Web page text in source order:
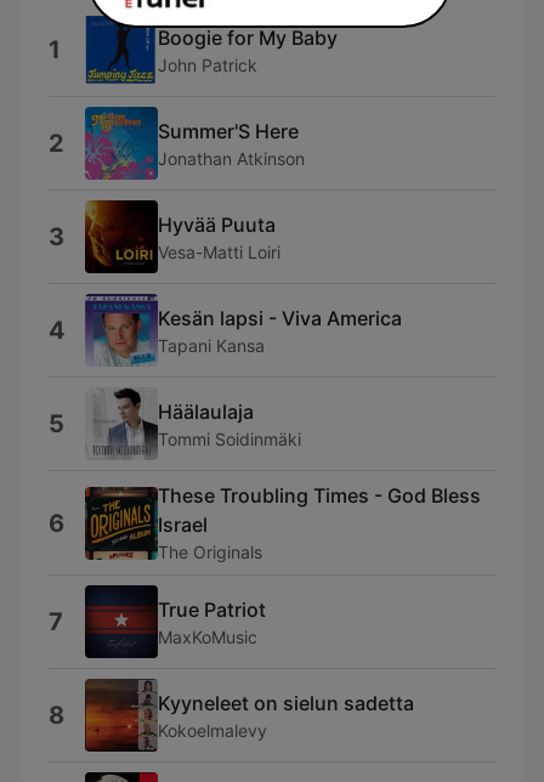
1 Boogie for My Baby
John Patrick
2 Summer'S Here
Jonathan Atkinson
3 Hyvää Puuta
Vesa-Matti Loiri
4 Kesän lapsi - Viva America
Tapani Kansa
5 Häälaulaja
Tommi Soidinmäki
6
These Troubling Times - God Bless
Israel
The Originals
7 True Patriot
MaxKoMusic
8 Kyyneleet on sielun sadetta
Kokoelmalevy